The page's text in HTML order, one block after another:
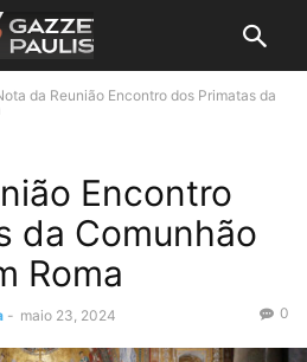
da Reunião Encontro dos Primatas da
Encontro
da Comunhão
Roma
- maio 23, 2024 0